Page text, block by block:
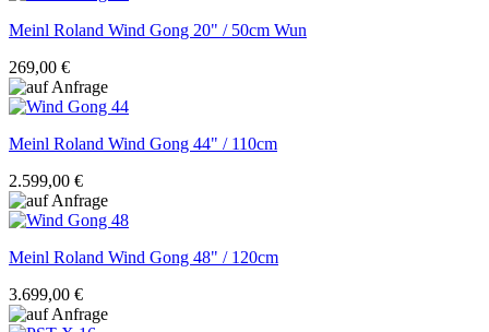
Meinl Roland Wind Gong 20" / 50cm Wun
269,00 €
Meinl Roland Wind Gong 44" / 110cm
2.599,00 €
Meinl Roland Wind Gong 48" / 120cm
3.699,00 €